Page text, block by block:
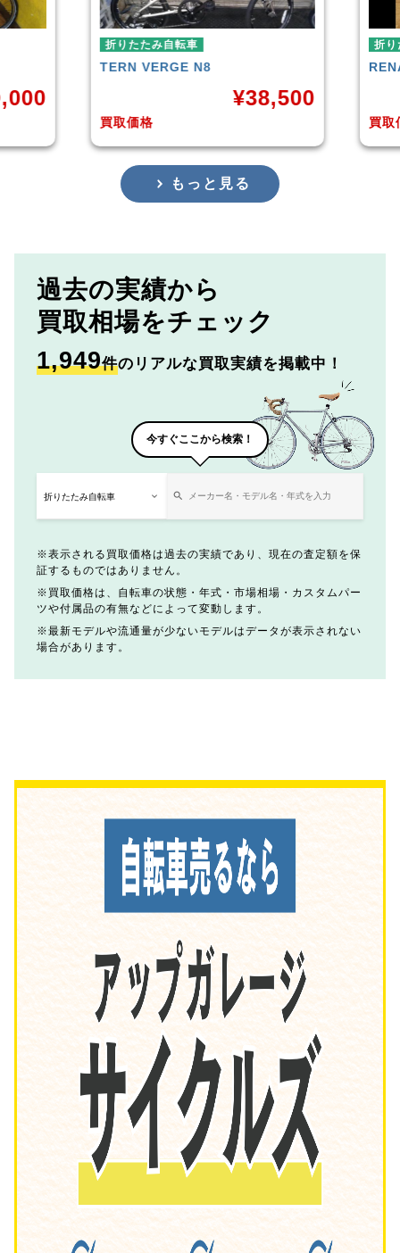
38,500
折りたたみ自転車
RENAULTLIGHT-8 AL-FDB140
買取価格
¥16,799
もっと見る
過去の実績から
買取相場をチェック
1,949件のリアルな買取実績を掲載中！
今すぐここから検索！
表示される買取価格は過去の実績であり、現在の査定額を保
証するものではありません。
買取価格は、自転車の状態・年式・市場相場・カスタムパー
ツや付属品の有無などによって変動します。
最新モデルや流通量が少ないモデルはデータが表示されない
場合があります。